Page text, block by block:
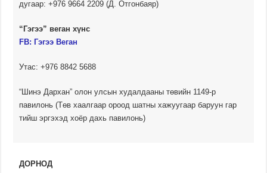
дугаар: +976 9664 2209 (Д. Отгонбаяр)
“Гэгээ” веган хүнс
FB: Гэгээ Веган
Утас: +976 8842 5688
“Шинэ Дархан” олон улсын худалдааны төвийн 1149-р
павилонь (Төв хаалгаар ороод шатны хажуугаар баруун гар
тийш эргэхэд хоёр дахь павилонь)
ДОРНОД